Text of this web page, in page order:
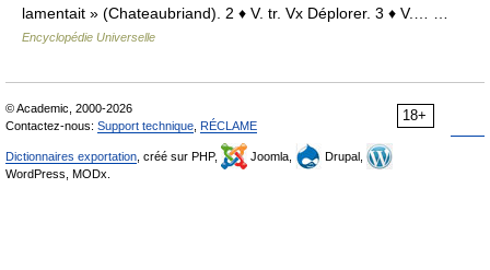
lamentait » (Chateaubriand). 2 ♦ V. tr. Vx Déplorer. 3 ♦ V.… …
Encyclopédie Universelle
18+
© Academic, 2000-2026
Contactez-nous: Support technique RÉCLAME
Dictionnaires exportation , créé sur PHP, Joomla,
Drupal,
WordPress, MODx.